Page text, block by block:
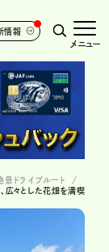
情報
メニュー
景ドライブルート
広々とした花畑を満喫